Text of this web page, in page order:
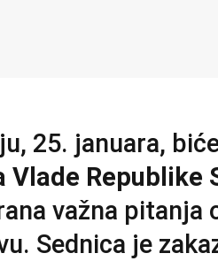
25. januara,
Vlade Republike
važna pitanja
Sednica je